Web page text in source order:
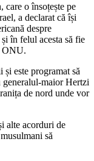
o însoțește pe
a declarat că își
despre
în felul acesta să fie
ONU.
este programat să
generalul-maior Hertzi
de nord unde vor
alte acorduri de
să